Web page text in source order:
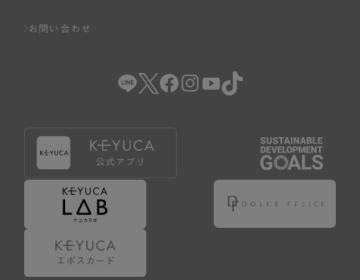
お問い合わせ